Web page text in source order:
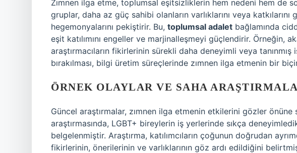
Zımnen ilga etme, toplumsal eşitsizliklerin hem nedeni hem de
gruplar, daha az güç sahibi olanların varlıklarını veya katkılarını
hegemonyalarını pekiştirir. Bu, toplumsal adalet bağlamında
eşit katılımını engeller ve marjinalleşmeyi güçlendirir. Örneğin,
araştırmacıların fikirlerinin sürekli daha deneyimli veya
bırakılması, bilgi üretim süreçlerinde zımnen ilga etmenin bir
ÖRNEK OLAYLAR VE SAHA
Güncel araştırmalar, zımnen ilga etmenin etkilerini gözler önüne
araştırmasında, LGBT+ bireylerin iş yerlerinde sıkça
belgelenmiştir. Araştırma, katılımcıların çoğunun doğrudan
fikirlerinin, önerilerinin ve varlıklarının göz ardı edildiğini